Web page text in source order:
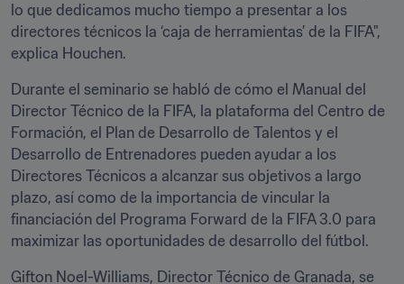
lo que dedicamos mucho tiempo a presentar a los
directores técnicos la ‘caja de herramientas’ de la FIFA",
explica Houchen.
Durante el seminario se habló de cómo el Manual del
Director Técnico de la FIFA, la plataforma del Centro de
Formación, el Plan de Desarrollo de Talentos y el
Desarrollo de Entrenadores pueden ayudar a los
Directores Técnicos a alcanzar sus objetivos a largo
plazo, así como de la importancia de vincular la
financiación del Programa Forward de la FIFA 3.0 para
maximizar las oportunidades de desarrollo del fútbol.
Gifton Noel-Williams, Director Técnico de Granada, se